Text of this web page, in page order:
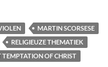
MARTIN SCORSESE
RELIGIEUZE THEMATIEK
TEMPTATION OF CHRIST